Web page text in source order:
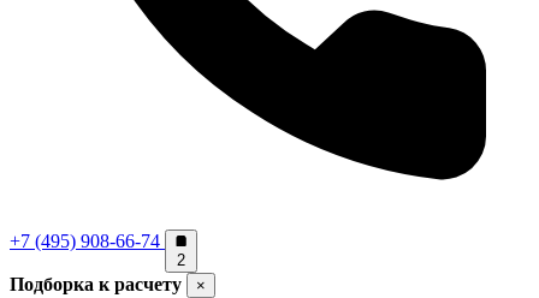
+7 (495) 908-66-74
2
Подборка к расчету ×